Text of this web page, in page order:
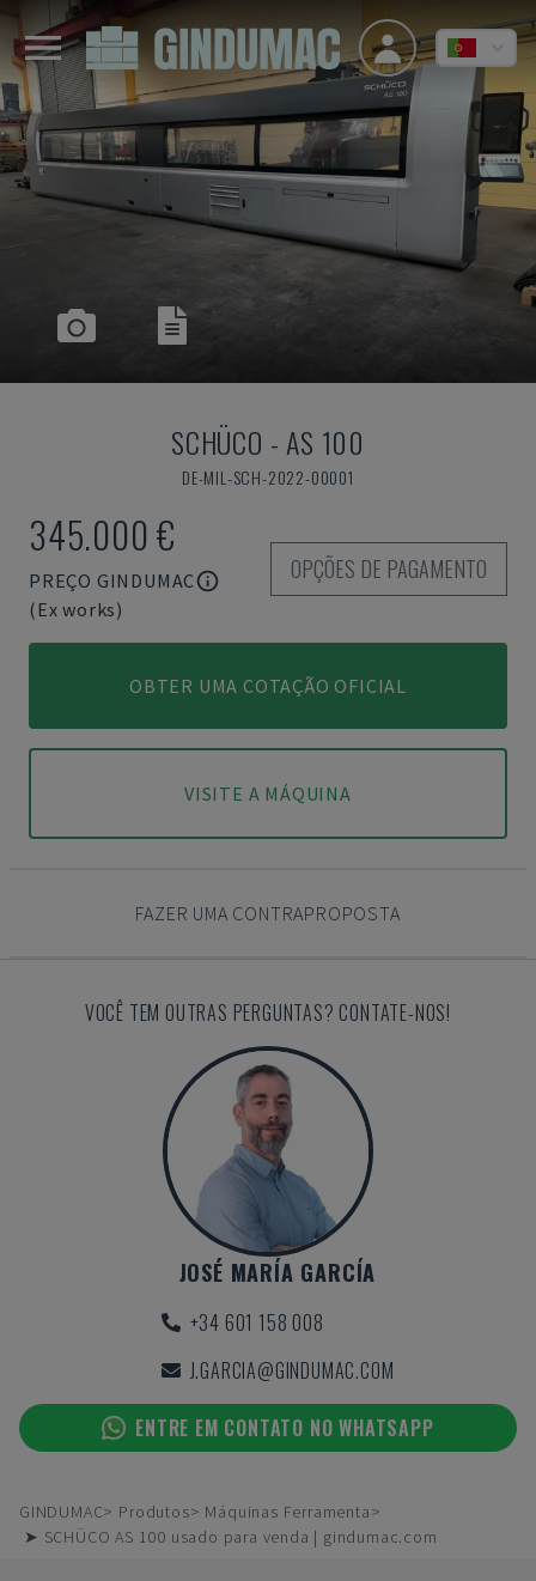
SCHÜCO - AS 100
DE-MIL-SCH-2022-00001
345.000 €
PREÇO GINDUMAC
(Ex works)
OPÇÕES DE PAGAMENTO
OBTER UMA COTAÇÃO OFICIAL
VISITE A MÁQUINA
FAZER UMA CONTRAPROPOSTA
VOCÊ TEM OUTRAS PERGUNTAS? CONTATE-NOS!
JOSÉ MARÍA GARCÍA
+34 601 158 008
J.GARCIA@GINDUMAC.COM
ENTRE EM CONTATO NO WHATSAPP
GINDUMAC Produtos
Máquinas Ferramenta
➤ SCHÜCO AS 100 usado para venda | gindumac.com